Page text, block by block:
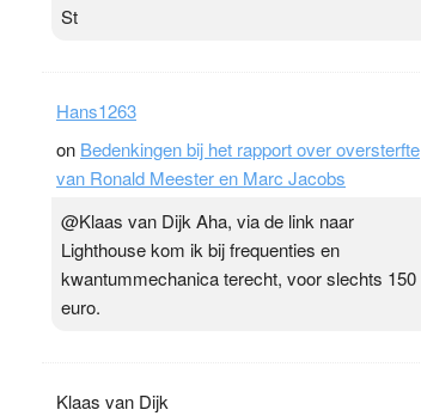
St
Hans1263
on Bedenkingen bij het rapport over oversterfte
van Ronald Meester en Marc Jacobs
@Klaas van Dijk Aha, via de link naar
Lighthouse kom ik bij frequenties en
kwantummechanica terecht, voor slechts 150
euro.
Klaas van Dijk